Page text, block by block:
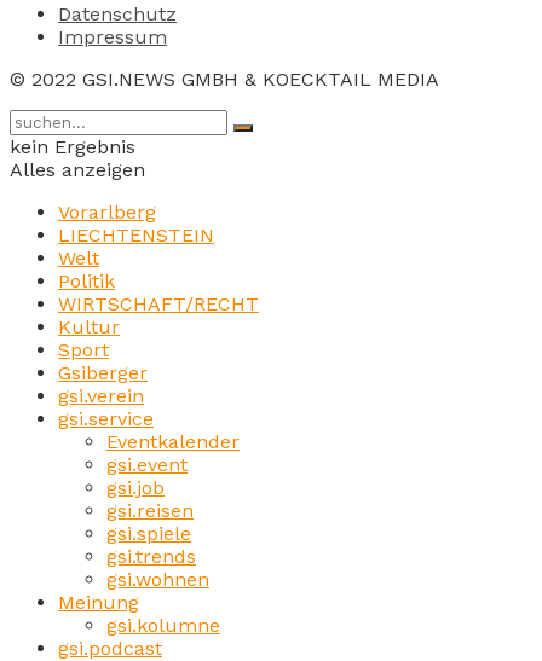
Datenschutz
Impressum
© 2022 GSI.NEWS GMBH & KOECKTAIL MEDIA
kein Ergebnis
Alles anzeigen
Vorarlberg
LIECHTENSTEIN
Welt
Politik
WIRTSCHAFT/RECHT
Kultur
Sport
Gsiberger
gsi.verein
gsi.service
Eventkalender
gsi.event
gsi.job
gsi.reisen
gsi.spiele
gsi.trends
gsi.wohnen
Meinung
gsi.kolumne
gsi.podcast